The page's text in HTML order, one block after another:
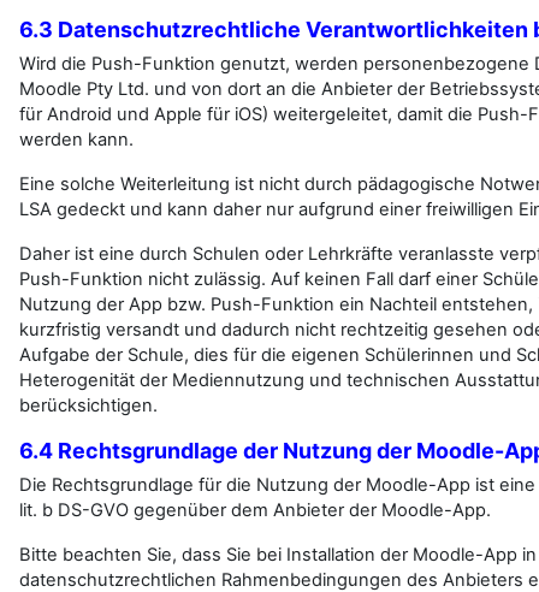
6.3 Datenschutzrechtliche Verantwortlichkeiten
Wird die Push-Funktion genutzt, werden personenbezogene
Moodle Pty Ltd. und von dort an die Anbieter der
für Android und Apple für iOS) weitergeleitet, damit die Push-
werden kann.
Eine solche Weiterleitung ist nicht durch pädagogische
LSA gedeckt und kann daher nur aufgrund einer freiwilligen
Daher ist eine durch Schulen oder Lehrkräfte veranlasste
Push-Funktion nicht zulässig. Auf keinen Fall darf einer
Nutzung der App bzw. Push-Funktion ein Nachteil
kurzfristig versandt und dadurch nicht rechtzeitig gesehen
Aufgabe der Schule, dies für die eigenen Schülerinnen und
Heterogenität der Mediennutzung und technischen
berücksichtigen.
6.4 Rechtsgrundlage der Nutzung der Moodle-
Die Rechtsgrundlage für die Nutzung der Moodle-App ist
lit. b DS-GVO gegenüber dem Anbieter der Moodle-App.
Bitte beachten Sie, dass Sie bei Installation der Moodle-App
datenschutzrechtlichen Rahmenbedingungen des Anbieters